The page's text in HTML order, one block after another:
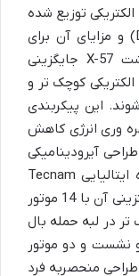
توزیع شده
(Distributed Electric Propulsion – DEP) و مزایای آن برای
هواپیماهای کوچک است. ایده اصلی پشت X-57 جایگزینی
کوچک تر و
این پیکربندی
وری انرژی کاهش
آیرودینامیکی
شود. X-57 بر پایه یک هواپیمای چهارنفره ایتالیایی Tecnam
P2006T ساخته شده است که موتورهای بنزینی آن با 14 موتور
12 موتور کوچک تر در لبه حمله بال
و نشست و دو موتور
طراحی منحصربه فرد